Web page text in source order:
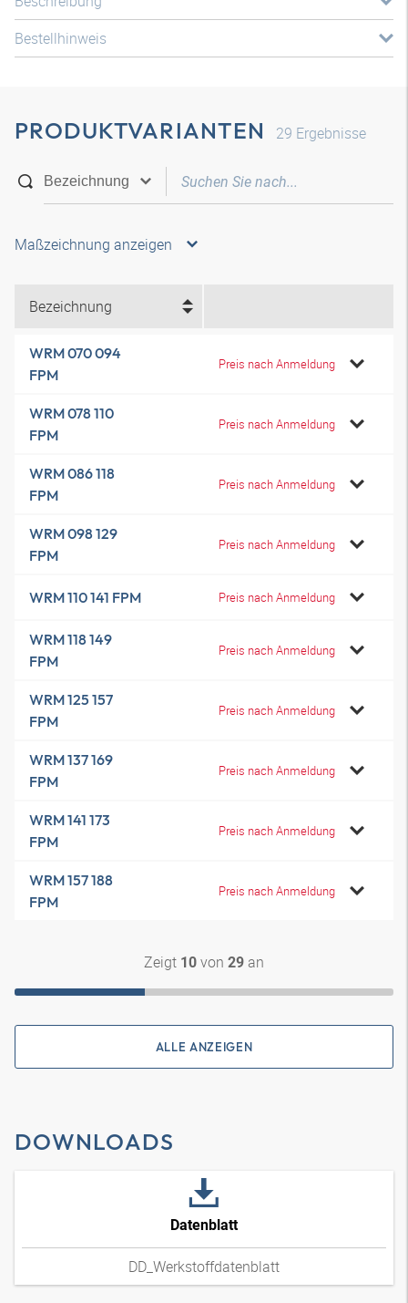
Bestellhinweis
PRODUKTVARIANTEN 29 Ergebnisse
Maßzeichnung anzeigen
Bezeichnung
WRM 070 094
FPM
Preis nach Anmeldung
WRM 078 110
FPM
Preis nach Anmeldung
WRM 086 118
FPM
Preis nach Anmeldung
WRM 098 129
FPM
Preis nach Anmeldung
WRM 110 141 FPM Preis nach Anmeldung
WRM 118 149
FPM
Preis nach Anmeldung
WRM 125 157
FPM
Preis nach Anmeldung
WRM 137 169
FPM
Preis nach Anmeldung
WRM 141 173
FPM
Preis nach Anmeldung
WRM 157 188
FPM
Preis nach Anmeldung
Zeigt 10 von 29 an
ALLE ANZEIGEN
DOWNLOADS
Datenblatt
DD_Werkstoffdatenblatt